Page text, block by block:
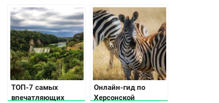
ТОП-7 самых
впечатляющих
Онлайн-гид по
Херсонской